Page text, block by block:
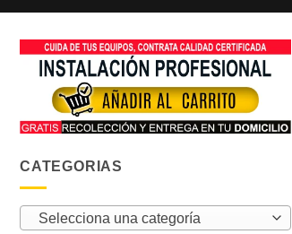
CATEGORIAS
Selecciona una categoría